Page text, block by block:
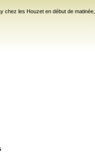
les Houzet en début de